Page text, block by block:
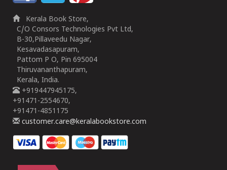
Kerala Book Store,
C/O Consors Technologies Pvt Ltd,
B-30,Pillaveedu Nagar,
Kesavadasapuram,
Pattom P O, Pin 695004
Thiruvananthapuram,
Kerala, India.
+919447945175,
+91471-2554670,
+91471-4851175
customer.care@keralabookstore.com